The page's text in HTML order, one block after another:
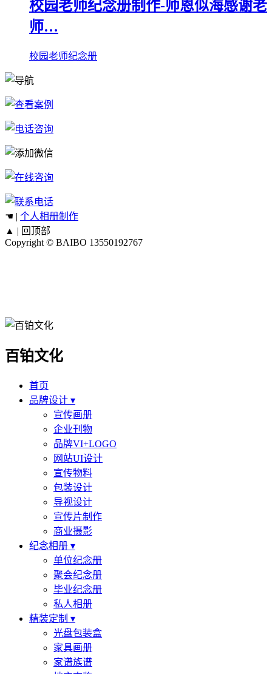
校园老师纪念册制作-师恩似海感谢老
师…
校园老师纪念册
☚ | 个人相册制作
▲ | 回顶部
Copyright © BAIBO 13550192767
百铂文化
首页
品牌设计 ▾
宣传画册
企业刊物
品牌VI+LOGO
网站UI设计
宣传物料
包装设计
导视设计
宣传片制作
商业摄影
纪念相册 ▾
单位纪念册
聚会纪念册
毕业纪念册
私人相册
精装定制 ▾
光盘包装盒
家具画册
家谱族谱